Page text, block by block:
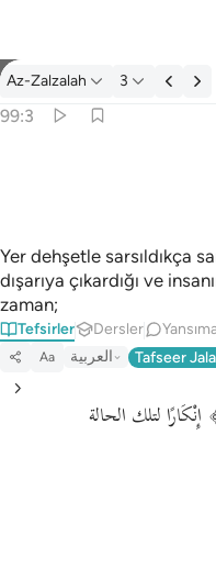
Tefsir: Az-Zalzalah 99:3
Az-Zalzalah 3
99:3
Yer dehşetle sarsıldıkça
dışarıya çıkardığı ve
zaman;
Tefsirler Dersler
Aa العربية Tafseer